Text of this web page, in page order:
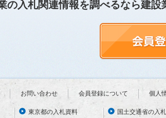
の入札関連情報を調べるなら建設
お問い合わせ 会員登録について 個人
東京都の入札資料 国土交通省の入